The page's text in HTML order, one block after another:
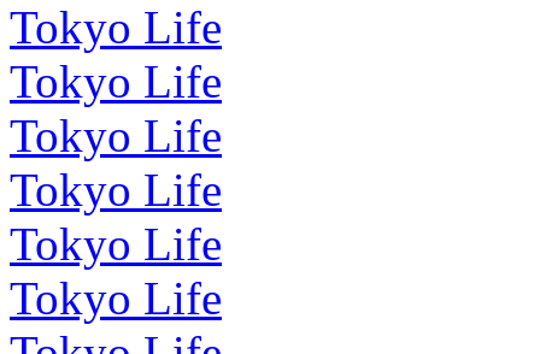
Tokyo Life
Tokyo Life
Tokyo Life
Tokyo Life
Tokyo Life
Tokyo Life